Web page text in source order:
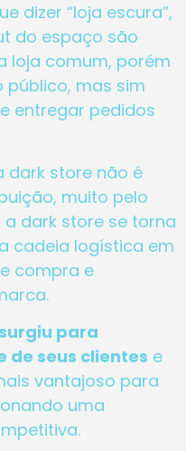
dizer “loja escura”,
do espaço são
loja comum, porém
mas sim
entregar pedidos
dark store não é
muito pelo
dark store se torna
cadeia logística em
compra e
para
de seus clientes e
vantajoso para
uma